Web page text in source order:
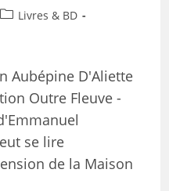
Livres & BD
Aubépine D'Aliette
Outre Fleuve -
se lire
de la Maison